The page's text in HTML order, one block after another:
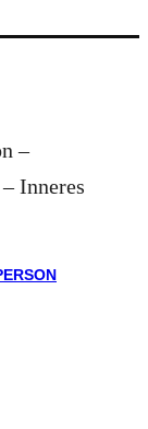
–
Inneres